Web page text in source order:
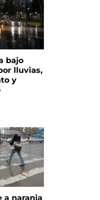
bajo
lluvias,
y
a naranja